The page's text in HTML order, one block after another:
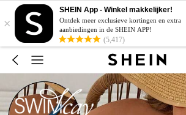
×
SHEIN App - Winkel makkelijker!
Ontdek meer exclusieve kortingen en extra
aanbiedingen in de SHEIN APP!
(5,417)